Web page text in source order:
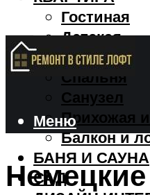
Гостиная
Детская
Кухня
Спальня
Санузел
Прихожая
Балкон и
БАНЯ И САУНА
САД
Меню
Немецкие